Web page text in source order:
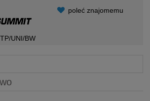
UNI/BW
poleć znajomemu